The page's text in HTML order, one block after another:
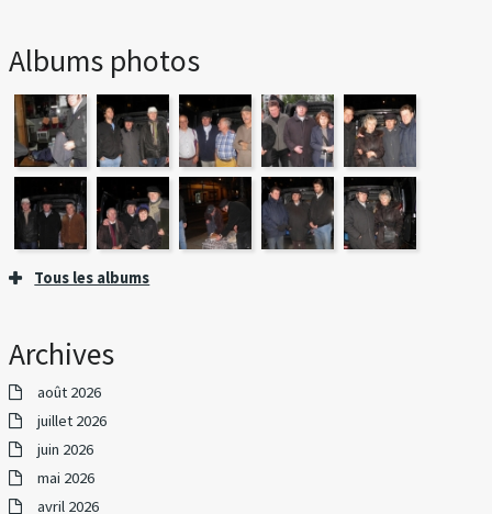
Albums photos
Tous les albums
Archives
août 2026
juillet 2026
juin 2026
mai 2026
avril 2026